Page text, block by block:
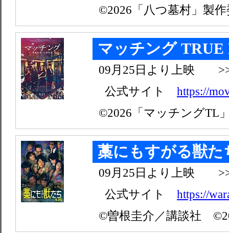
©2026「八つ墓村」製
マッチング
09月25日より上映
公式サイト https://
©2026「マッチングTL
藁にもすがる獣た
09月25日より上映
公式サイト https://
©曽根圭介／講談社